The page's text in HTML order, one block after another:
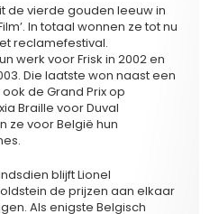
de vierde gouden leeuw in
In totaal wonnen ze tot nu
reclamefestival.
werk voor Frisk in 2002 en
Die laatste won naast een
de Grand Prix op
Braille voor Duval
ze voor België hun
blijft Lionel
de prijzen aan elkaar
Als enigste Belgisch